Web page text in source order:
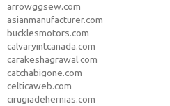
arrowggsew.com
asianmanufacturer.com
bucklesmotors.com
calvaryintcanada.com
carakeshagrawal.com
catchabigone.com
celticaweb.com
cirugiadehernias.com